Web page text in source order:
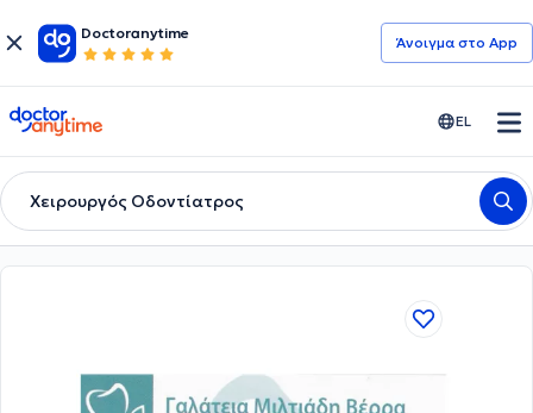
Doctoranytime
Άνοιγμα στο App
doctoranytime EL
Χειρουργός Οδοντίατρος